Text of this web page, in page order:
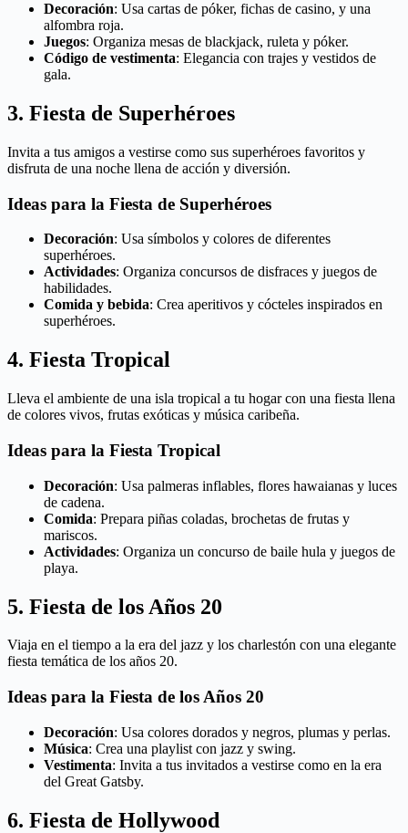
Decoración: Usa cartas de póker, fichas de casino, y una
alfombra roja.
Juegos: Organiza mesas de blackjack, ruleta y póker.
Código de vestimenta: Elegancia con trajes y vestidos de
gala.
3. Fiesta de Superhéroes
Invita a tus amigos a vestirse como sus superhéroes favoritos y
disfruta de una noche llena de acción y diversión.
Ideas para la Fiesta de Superhéroes
Decoración: Usa símbolos y colores de diferentes
superhéroes.
Actividades: Organiza concursos de disfraces y juegos de
habilidades.
Comida y bebida: Crea aperitivos y cócteles inspirados en
superhéroes.
4. Fiesta Tropical
Lleva el ambiente de una isla tropical a tu hogar con una fiesta llena
de colores vivos, frutas exóticas y música caribeña.
Ideas para la Fiesta Tropical
Decoración: Usa palmeras inflables, flores hawaianas y luces
de cadena.
Comida: Prepara piñas coladas, brochetas de frutas y
mariscos.
Actividades: Organiza un concurso de baile hula y juegos de
playa.
5. Fiesta de los Años 20
Viaja en el tiempo a la era del jazz y los charlestón con una elegante
fiesta temática de los años 20.
Ideas para la Fiesta de los Años 20
Decoración: Usa colores dorados y negros, plumas y perlas.
Música: Crea una playlist con jazz y swing.
Vestimenta: Invita a tus invitados a vestirse como en la era
del Great Gatsby.
6. Fiesta de Hollywood